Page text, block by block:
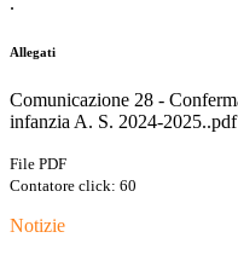
Allegati
Comunicazione 28 -
infanzia A. S. 2024-2025..pdf
File PDF
Contatore click: 60
Notizie